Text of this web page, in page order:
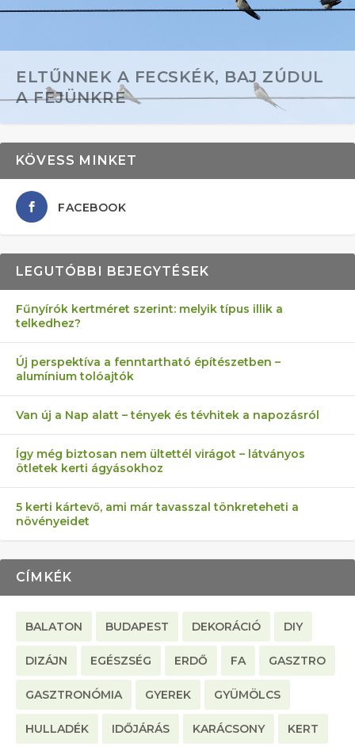
ELTŰNNEK A FECSKÉK, BAJ ZÚDUL
A FEJÜNKRE
AZ ÖNELLÁTÁS 13 PONTJA
KEZDŐKNEK
6 LEGJOBB NÖVÉNY SZOMSZÉD
ELLEN
MÁRPEDIG A TŰZIJÁTÉK NEM MENŐ!
FÉLREÉRTETT KERTÉSZKEDÉS:
TÉRKŐ ÉS MURVA
AKI ELDOBÁLJA A CIGICSIKKEKET,
AZ EGY KÖ…
KÖVESS MINKET
FACEBOOK
LEGUTÓBBI BEJEGYTÉSEK
Fűnyírók kertméret szerint: melyik típus illik a
telkedhez?
Új perspektíva a fenntartható építészetben –
alumínium tolóajtók
Van új a Nap alatt – tények és tévhitek a napozásról
Így még biztosan nem ültettél virágot – látványos
ötletek kerti ágyásokhoz
5 kerti kártevő, ami már tavasszal tönkreteheti a
növényeidet
CÍMKÉK
BALATON BUDAPEST DEKORÁCIÓ DIY
DIZÁJN EGÉSZSÉG ERDŐ FA GASZTRO
GASZTRONÓMIA GYEREK GYÜMÖLCS
HULLADÉK IDŐJÁRÁS KARÁCSONY KERT